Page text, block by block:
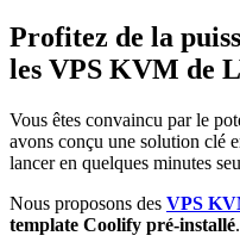
Profitez de la
les VPS KVM de
Vous êtes convaincu par le
avons conçu une solution clé
lancer en quelques minutes
Nous proposons des VPS
template Coolify pré-installé.